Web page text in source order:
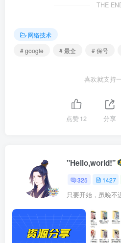
THE
网络技术
# google
# 最全 # 保号
喜欢就支持
点赞12 分享
"Hello,world!"
325 1427
只要开始，虽晚不